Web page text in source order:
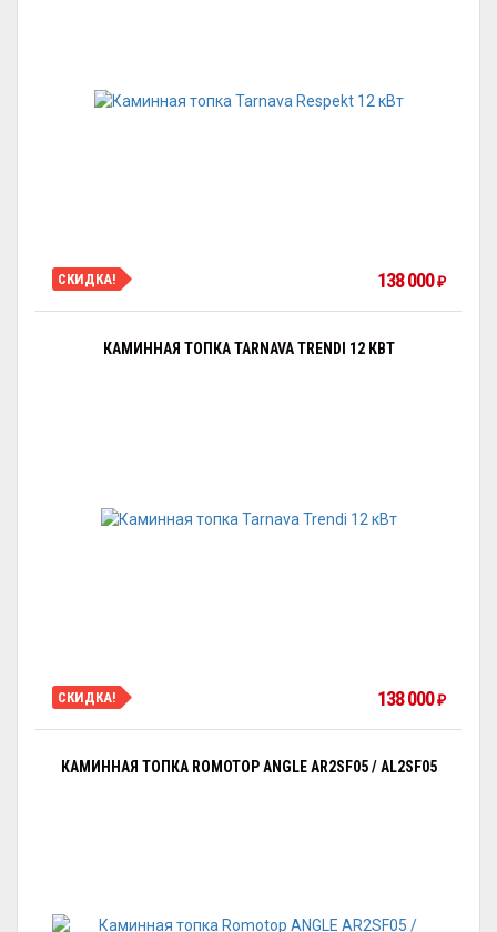
СКИДКА! 138 000 ₽
КАМИННАЯ ТОПКА TARNAVA TRENDI 12 КВТ
СКИДКА! 138 000 ₽
КАМИННАЯ ТОПКА ROMOTOP ANGLE AR2SF05 / AL2SF05